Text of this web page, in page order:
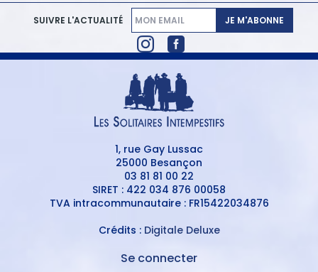
SUIVRE L'ACTUALITÉ JE M'ABONNE
1, rue Gay Lussac
25000 Besançon
03 81 81 00 22
SIRET : 422 034 876 00058
TVA intracommunautaire : FR15422034876
Crédits : Digitale Deluxe
Se connecter